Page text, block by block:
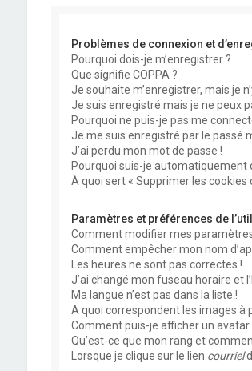
Problèmes de connexion et
Pourquoi dois-je m’enregistrer ?
Que signifie COPPA ?
Je souhaite m’enregistrer, mais je
Je suis enregistré mais je ne peux
Pourquoi ne puis-je pas me
Je me suis enregistré par le passé
J’ai perdu mon mot de passe !
Pourquoi suis-je automatiquement
À quoi sert « Supprimer les cookies
Paramètres et préférences de
Comment modifier mes
Comment empêcher mon nom
Les heures ne sont pas correctes !
J’ai changé mon fuseau horaire et
Ma langue n’est pas dans la liste !
A quoi correspondent les images à
Comment puis-je afficher un avatar
Qu’est-ce que mon rang et
Lorsque je clique sur le lien courriel